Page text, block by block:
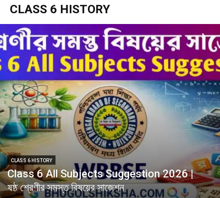
CLASS 6 HISTORY
CLASS 6 HISTORY
Class 6 All Subjects Suggestion 2026 |
ষষ্ঠ শ্রেণীর সমস্ত বিষয়ের সাজেশন